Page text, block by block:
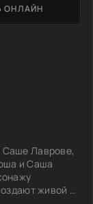
Саше Лаврове,
и Саша
живой и
ОНЛАЙН